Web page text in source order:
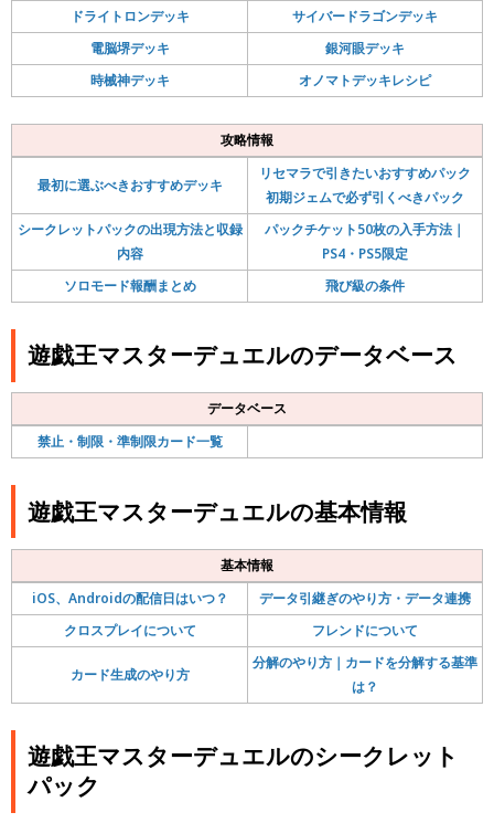
ドライトロンデッキ
サイバードラゴンデッキ
電脳堺デッキ
銀河眼デッキ
時械神デッキ
オノマトデッキレシピ
攻略情報
最初に選ぶべきおすすめデッキ
リセマラで引きたいおすすめパック
初期ジェムで必ず引くべきパック
シークレットパックの出現方法と収録
内容
パックチケット50枚の入手方法｜
PS4・PS5限定
ソロモード報酬まとめ
飛び級の条件
遊戯王マスターデュエルのデータベース
データベース
禁止・制限・準制限カード一覧
遊戯王マスターデュエルの基本情報
基本情報
iOS、Androidの配信日はいつ？
データ引継ぎのやり方・データ連携
クロスプレイについて
フレンドについて
カード生成のやり方
分解のやり方｜カードを分解する基準
は？
遊戯王マスターデュエルのシークレット
パック